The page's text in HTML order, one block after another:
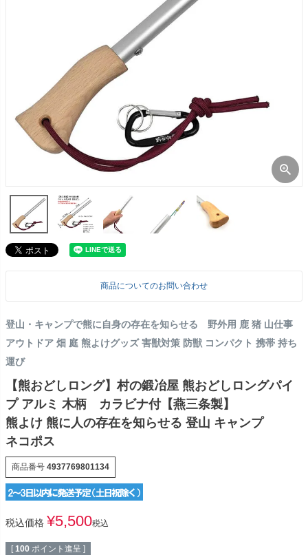
商品についてのお問い合わせ
登山・キャンプで熊に自身の存在を知らせる 野外用 鹿 猪 山仕事
アウトドア 畑 庭 熊よけグッズ 害獣対策 防獣 コンパクト 携帯 持ち
運び
【熊おどしロング】村の鍛冶屋 熊おどしロングパイ
プ アルミ 木柄 カラビナ付【燕三条製】
熊よけ 熊に人の存在を知らせる 登山 キャンプ
ネコポス
商品番号 4937769801134
税込価格 ¥5,500税込
[ 100 ポイント進呈 ]